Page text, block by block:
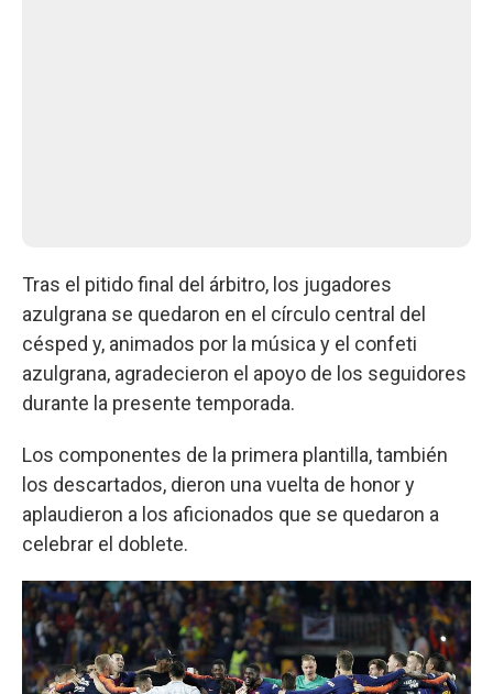
Tras el pitido final del árbitro, los jugadores
azulgrana se quedaron en el círculo central del
césped y, animados por la música y el confeti
azulgrana, agradecieron el apoyo de los seguidores
durante la presente temporada.
Los componentes de la primera plantilla, también
los descartados, dieron una vuelta de honor y
aplaudieron a los aficionados que se quedaron a
celebrar el doblete.